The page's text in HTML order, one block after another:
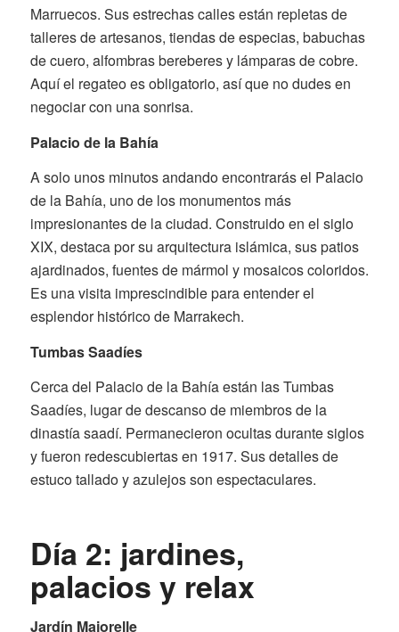
Marruecos. Sus estrechas calles están repletas de
talleres de artesanos, tiendas de especias, babuchas
de cuero, alfombras bereberes y lámparas de cobre.
Aquí el regateo es obligatorio, así que no dudes en
negociar con una sonrisa.
Palacio de la Bahía
A solo unos minutos andando encontrarás el Palacio
de la Bahía, uno de los monumentos más
impresionantes de la ciudad. Construido en el siglo
XIX, destaca por su arquitectura islámica, sus patios
ajardinados, fuentes de mármol y mosaicos coloridos.
Es una visita imprescindible para entender el
esplendor histórico de Marrakech.
Tumbas Saadíes
Cerca del Palacio de la Bahía están las Tumbas
Saadíes, lugar de descanso de miembros de la
dinastía saadí. Permanecieron ocultas durante siglos
y fueron redescubiertas en 1917. Sus detalles de
estuco tallado y azulejos son espectaculares.
Día 2: jardines,
palacios y relax
Jardín Majorelle